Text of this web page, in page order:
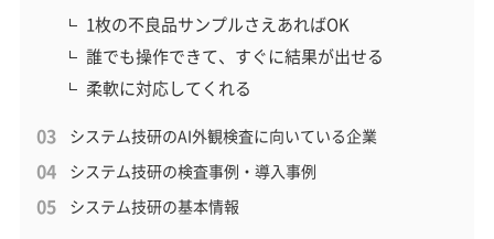
1枚の不良品サンプルさえあればOK
誰でも操作できて、すぐに結果が出せる
柔軟に対応してくれる
システム技研のAI外観検査に向いている企業
システム技研の検査事例・導入事例
システム技研の基本情報